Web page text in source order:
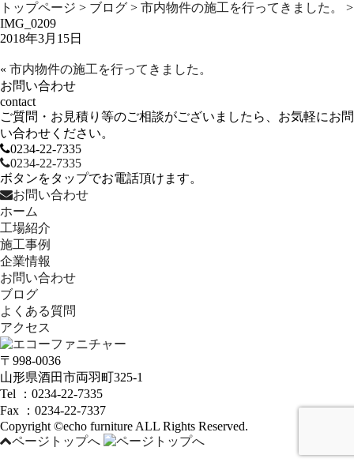
トップページ > ブログ > 市内物件の施工を行ってきました。
>
IMG_0209
2018年3月15日
« 市内物件の施工を行ってきました。
お問い合わせ
contact
ご質問・お見積り等のご相談がございましたら、お気軽にお問
い合わせください。
0234-22-7335
0234-22-7335
ボタンをタップでお電話頂けます。
お問い合わせ
ホーム
工場紹介
施工事例
企業情報
お問い合わせ
ブログ
よくある質問
アクセス
〒998-0036
山形県酒田市両羽町325-1
Tel ：0234-22-7335
Fax ：0234-22-7337
Copyright ©echo furniture ALL Rights Reserved.
ページトップへ